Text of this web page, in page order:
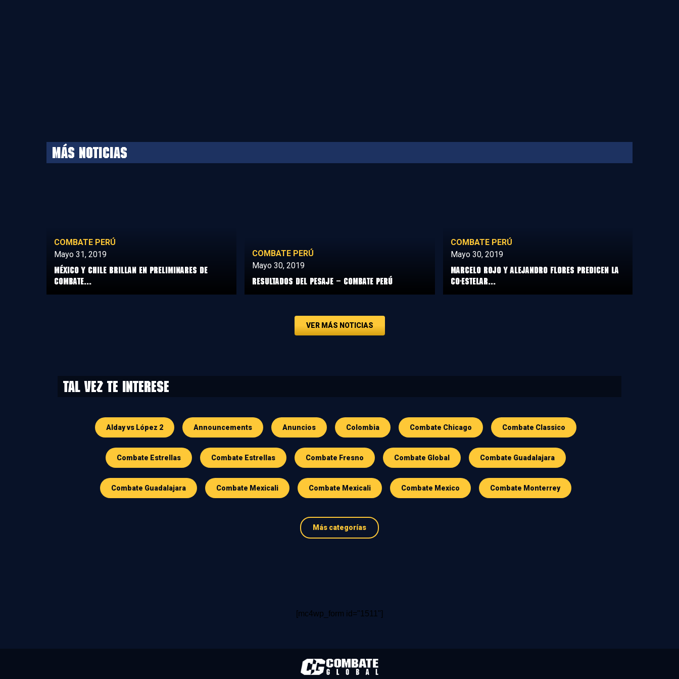
MÁS NOTICIAS
COMBATE PERÚ
Mayo 31, 2019
México y Chile brillan en preliminares de
Combate...
COMBATE PERÚ
Mayo 30, 2019
Resultados del Pesaje – Combate Perú
COMBATE PERÚ
Mayo 30, 2019
Marcelo Rojo y Alejandro Flores predicen la
co-estelar...
VER MÁS NOTICIAS
Tal vez te interese
Alday vs López 2 Announcements Anuncios Colombia Combate Chicago Combate Classico
Combate Estrellas Combate Estrellas Combate Fresno Combate Global Combate Guadalajara
Combate Guadalajara Combate Mexicali Combate Mexicali Combate Mexico Combate Monterrey
Más categorías
[mc4wp_form id="1511"]